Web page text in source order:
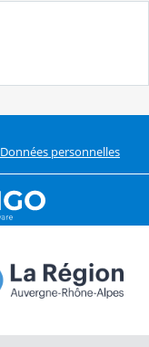
Données personnelles